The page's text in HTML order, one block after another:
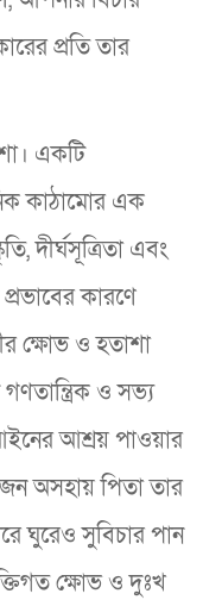
প্রতি তার
একটি
কাঠামোর এক
দীর্ঘসূত্রিতা এবং
কারণে
ক্ষোভ ও হতাশা
ও সভ্য
আইনের আশ্রয় পাওয়ার
অসহায় পিতা তার
ঘুরেও সুবিচার পান
ক্ষোভ ও দুঃখ